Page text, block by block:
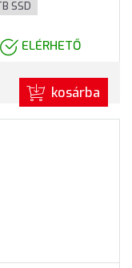
SSD
ELÉRHETŐ
kosárba